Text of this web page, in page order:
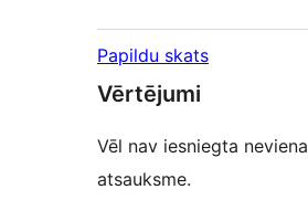
Papildu skats
Vērtējumi
Vēl nav iesniegta neviena
atsauksme.